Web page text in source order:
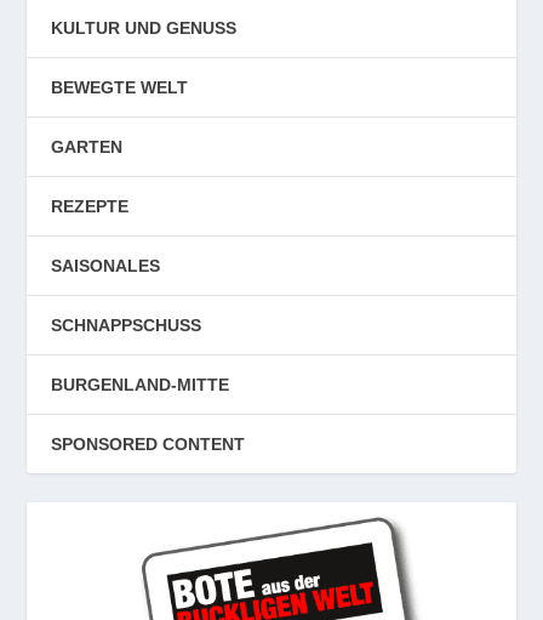
KULTUR UND GENUSS
BEWEGTE WELT
GARTEN
REZEPTE
SAISONALES
SCHNAPPSCHUSS
BURGENLAND-MITTE
SPONSORED CONTENT